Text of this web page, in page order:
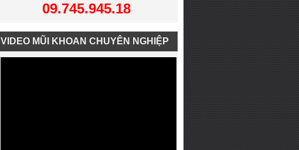
09.745.945.18
VIDEO MŨI KHOAN CHUYÊN NGHIỆP